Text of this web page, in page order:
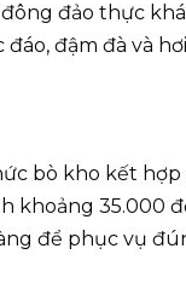
đảo thực
đậm đà và
bò kho kết hợp
khoảng 35.000
để phục vụ